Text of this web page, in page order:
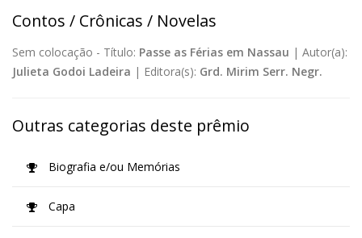
Contos / Crônicas / Novelas
Sem colocação - Título: Passe as Férias em Nassau | Autor(a):
Julieta Godoi Ladeira | Editora(s): Grd. Mirim Serr. Negr.
Outras categorias deste prêmio
Biografia e/ou Memórias
Capa